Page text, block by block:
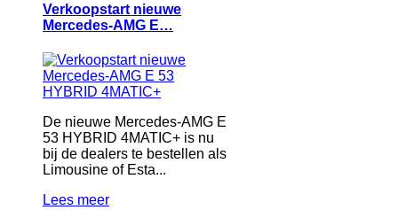
Verkoopstart nieuwe
Mercedes-AMG E…
De nieuwe Mercedes-AMG E
53 HYBRID 4MATIC+ is nu
bij de dealers te bestellen als
Limousine of Esta...
Lees meer